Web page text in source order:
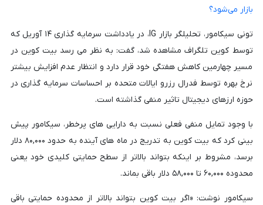
بازار می‌شود؟
تونی سیکامور، تحلیلگر بازار IG، در یادداشت سرمایه گذاری ۱۴ آوریل که
توسط کوین تلگراف مشاهده شد، گفت: به نظر می رسد بیت کوین در
مسیر چهارمین کاهش هفتگی خود قرار دارد و انتظار عدم افزایش بیشتر
نرخ بهره توسط فدرال رزرو ایالات متحده بر احساسات سرمایه گذاری در
حوزه ارزهای دیجیتال تاثیر منفی گذاشته است.
با وجود تمایل منفی فعلی نسبت به دارایی های پرخطر، سیکامور پیش
بینی کرد که بیت کوین به تدریج در ماه های آینده به حدود ۸۰,۰۰۰ دلار
برسد، مشروط بر اینکه بتواند بالاتر از سطح حمایتی کلیدی خود یعنی
محدوده ۶۰,۰۰۰ تا ۵۸,۰۰۰ دلار باقی بماند.
سیکامور نوشت: «اگر بیت کوین بتواند بالاتر از محدوده حمایتی باقی